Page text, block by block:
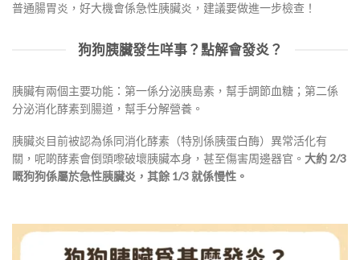
普通腸胃炎，好大機會係急性胰臟炎，建議要做進一步檢查！
狗狗胰臟發生咩事？點解會發炎？
胰臟有兩個主要功能：第一係分泌胰島素，幫手調節血糖；第二係
分泌消化酵素到腸道，幫手分解營養。
胰臟炎目前被認為係同消化酵素（特別係胰蛋白酶）異常活化有
關，呢啲酵素會倒頭嚟破壞胰臟本身，甚至傷害周邊器官。 大約 2/3
嘅狗狗係屬於急性胰臟炎，其餘 1/3 就係慢性。